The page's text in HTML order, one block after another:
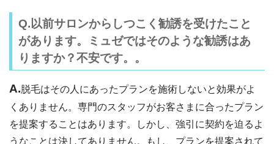
Q.以前サロンからしつこく勧誘を受けたこと
があります。ミュゼではそのような勧誘はあ
りますか？不安です。。
A.脱毛はその人にあったプランを施術しないと効果がよ
くありません。専門のスタッフがお客さまに合ったプラン
を提案することはあります。しかし、強引に契約を迫るよ
うなことは決してありません。もし、プランを提案されて